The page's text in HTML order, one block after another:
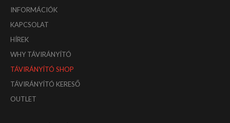
INFORMÁCIÓK
KAPCSOLAT
HÍREK
WHY TÁVIRÁNYÍTÓ
TÁVIRÁNYÍTÓ SHOP
TÁVIRÁNYÍTÓ KERESŐ
OUTLET